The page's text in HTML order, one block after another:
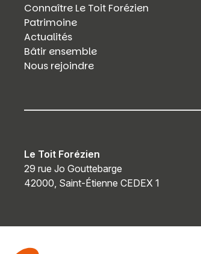
Connaître Le Toit Forézien
Patrimoine
Actualités
Bâtir ensemble
Nous rejoindre
Le Toit Forézien
29 rue Jo Gouttebarge
42000, Saint-Étienne CEDEX 1